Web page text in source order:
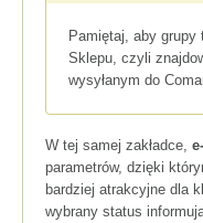
Pamiętaj, aby grupy
Sklepu, czyli
wysyłanym do
W tej samej zakładce,
parametrów, dzięki
bardziej atrakcyjne dla
wybrany status